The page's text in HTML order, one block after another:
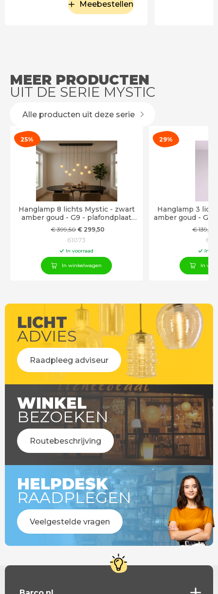
Meebestellen
MEER PRODUCTEN
UIT DE SERIE MYSTIC
Alle producten uit deze serie
25%
Hanglamp 8 lichts Mystic - zwart
amber goud - G9 - plafondplaat
125cm met 8 acryl hangers
€399,50 € 299,50
61073
In voorraad
In winkelwagen
29%
Hanglamp 3 lichts Mystic - zwart
amber goud - G9
€139,50
In
In
LICHT
ADVIES
Raadpleeg adviseur
WINKEL
BEZOEKEN
Routebeschrijving
HELPDESK
RAADPLEGEN
Veelgestelde vragen